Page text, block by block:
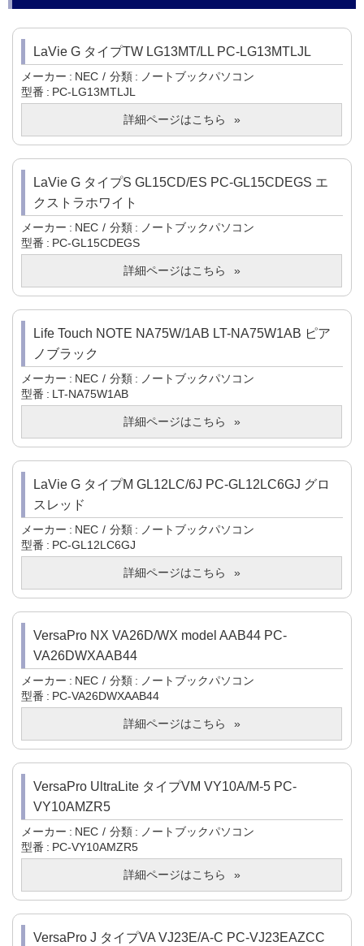
LaVie G タイプTW LG13MT/LL PC-LG13MTLJL
メーカー NEC 分類
ノートブックパソコン
型番
PC-LG13MTLJL
詳細ページはこちら
LaVie G タイプS GL15CD/ES PC-GL15CDEGS エ
クストラホワイト
メーカー NEC 分類
ノートブックパソコン
型番
PC-GL15CDEGS
詳細ページはこちら
Life Touch NOTE NA75W/1AB LT-NA75W1AB ピア
ノブラック
メーカー NEC 分類
ノートブックパソコン
型番
LT-NA75W1AB
詳細ページはこちら
LaVie G タイプM GL12LC/6J PC-GL12LC6GJ グロ
スレッド
メーカー NEC 分類
ノートブックパソコン
型番
PC-GL12LC6GJ
詳細ページはこちら
VersaPro NX VA26D/WX model AAB44 PC-
VA26DWXAAB44
メーカー NEC 分類
ノートブックパソコン
型番
PC-VA26DWXAAB44
詳細ページはこちら
VersaPro UltraLite タイプVM VY10A/M-5 PC-
VY10AMZR5
メーカー NEC 分類
ノートブックパソコン
型番
PC-VY10AMZR5
詳細ページはこちら
VersaPro J タイプVA VJ23E/A-C PC-VJ23EAZCC